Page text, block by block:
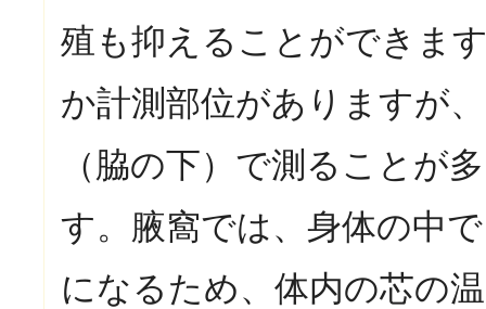
殖も抑えることができま
か計測部位がありますが
（脇の下）で測ることが
す。腋窩では、身体の中
になるため、体内の芯の